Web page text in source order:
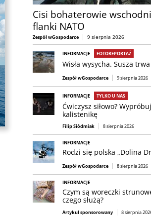
Cisi bohaterowie
flanki NATO
Zespół wGospodarce 9 sierpnia 2026
INFORMACJE FOTOREPORTAŻ
Wisła wysycha. Susza
Zespół wGospodarce 9 sierpnia 2026
INFORMACJE TYLKO U NAS
Ćwiczysz siłowo? Wypróbuj
kalistenikę
Filip Siódmiak 8 sierpnia 2026
INFORMACJE
Rodzi się polska „Dolina
Zespół wGospodarce 8 sierpnia 2026
INFORMACJE
Czym są woreczki
czego służą?
Artykuł sponsorowany 8 sierpnia